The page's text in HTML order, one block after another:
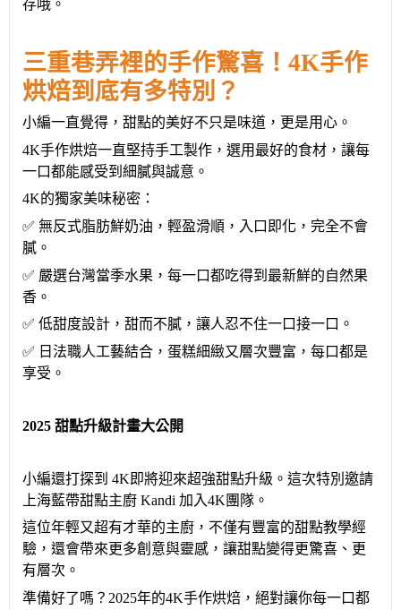
存哦 。
三重巷弄裡的手作驚喜 ！ 4K手作
烘焙到底有多特別？
小編一直覺得，甜點的美好不只是味道，更是用心。
4K手作烘焙一直堅持手工製作，選用最好的食材，讓每
一口都能感受到細膩與誠意 。
4K的獨家美味秘密：
✅ 無反式脂肪鮮奶油，輕盈滑順，入口即化，完全不會
膩。
✅ 嚴選台灣當季水果，每一口都吃得到最新鮮的自然果
香。
✅ 低甜度設計，甜而不膩，讓人忍不住一口接一口。
✅ 日法職人工藝結合，蛋糕細緻又層次豐富，每口都是
享受。
2025 甜點升級計畫大公開
小編還打探到 4K即將迎來超強甜點升級 。 這次特別邀請
上海藍帶甜點主廚 Kandi 加入4K團隊。
這位年輕又超有才華的主廚，不僅有豐富的甜點教學經
驗，還會帶來更多創意與靈感，讓甜點變得更驚喜、更
有層次。
準備好了嗎？ 2025年的4K手作烘焙，絕對讓你每一口都